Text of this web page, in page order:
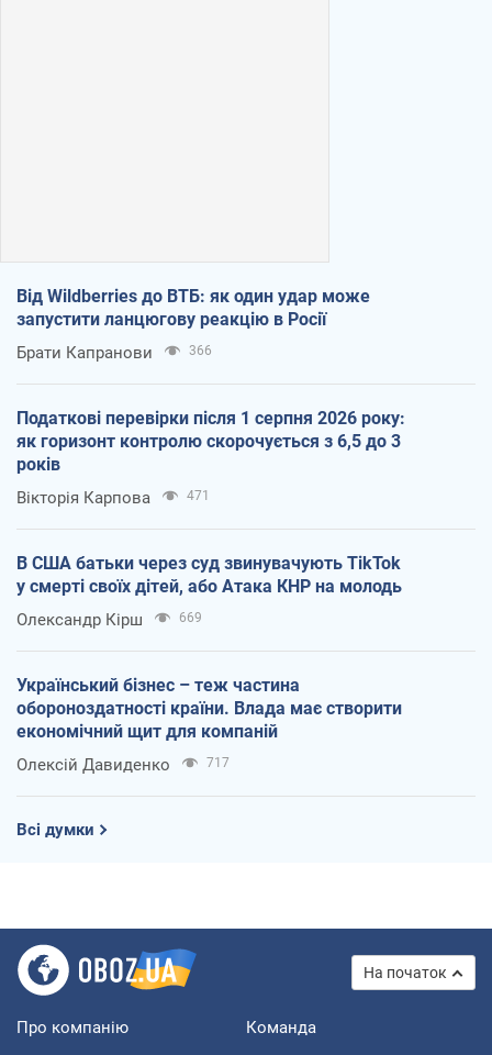
Від Wildberries до ВТБ: як один удар може
запустити ланцюгову реакцію в Росії
Брати Капранови 366
Податкові перевірки після 1 серпня 2026 року:
як горизонт контролю скорочується з 6,5 до 3
років
Вікторія Карпова 471
В США батьки через суд звинувачують TikTok
у смерті своїх дітей, або Атака КНР на молодь
Олександр Кірш 669
Український бізнес – теж частина
обороноздатності країни. Влада має створити
економічний щит для компаній
Олексій Давиденко 717
Всі думки
На початок
Про компанію Команда